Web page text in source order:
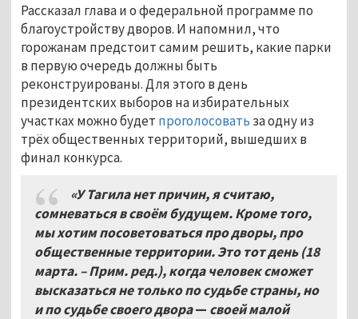
Рассказал глава и о федеральной программе по
благоустройству дворов. И напомнил, что
горожанам предстоит самим решить, какие парки
в первую очередь должны быть
реконструированы. Для этого в день
президентских выборов на избирательных
участках можно будет проголосовать за одну из
трёх общественных территорий, вышедших в
финал конкурса.
«У Тагила нет причин, я считаю,
сомневаться в своём будущем. Кроме того,
мы хотим посоветоваться про дворы, про
общественные территории. Это тот день (18
марта. – Прим. ред.), когда человек сможет
высказаться не только по судьбе страны, но
и по судьбе своего двора— своей малой